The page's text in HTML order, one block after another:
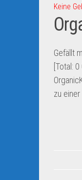
Keine
Gefällt
[Total: 0
zu